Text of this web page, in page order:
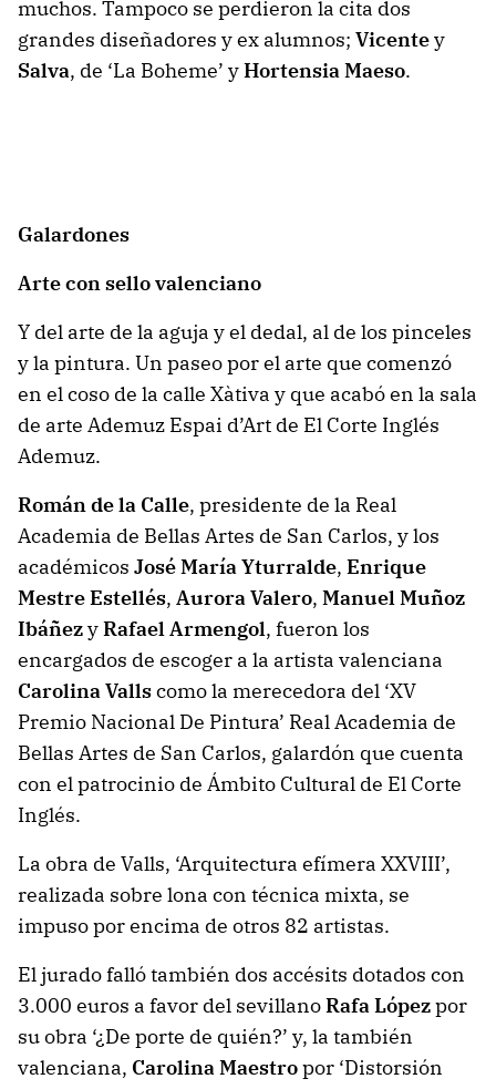
muchos. Tampoco se perdieron la cita dos
grandes diseñadores y ex alumnos; Vicentey
Salva, de ‘La Boheme’ yHortensia Maeso.
Galardones
Arte con sello valenciano
Y del arte de la aguja y el dedal, al de los pinceles
y la pintura. Un paseo por el arte que comenzó
en el coso de la calle Xàtiva y que acabó en la sala
de arte Ademuz Espai d’Art de El Corte Inglés
Ademuz.
Román de la Calle, presidente de la Real
Academia de Bellas Artes de San Carlos, y los
académicos José María Yturralde, Enrique
Mestre Estellés, Aurora Valero, Manuel Muñoz
IbáñezyRafael Armengol, fueron los
encargados de escoger a la artista valenciana
Carolina Vallscomo la merecedora del ‘XV
Premio Nacional De Pintura’ Real Academia de
Bellas Artes de San Carlos, galardón que cuenta
con el patrocinio de Ámbito Cultural de El Corte
Inglés.
La obra de Valls, ‘Arquitectura efímera XXVIII’,
realizada sobre lona con técnica mixta, se
impuso por encima de otros 82 artistas.
El jurado falló también dos accésits dotados con
3.000 euros a favor del sevillanoRafa Lópezpor
su obra ‘¿De porte de quién?’ y, la también
valenciana, Carolina Maestropor ‘Distorsión